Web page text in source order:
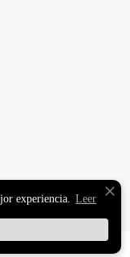
experiencia. Leer